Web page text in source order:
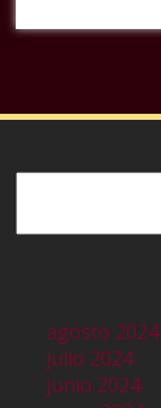
agosto 2024
julio 2024
junio 2024